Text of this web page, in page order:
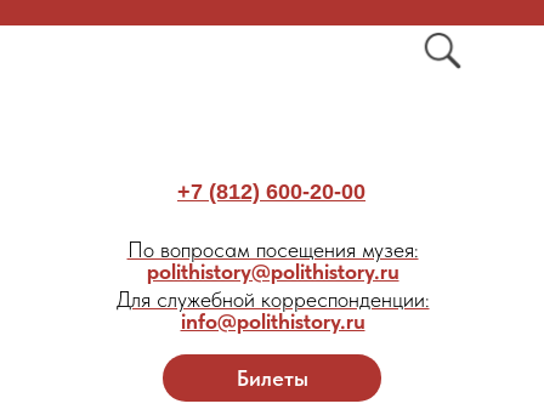
Билеты
+7 (812) 600-20-00
По вопросам посещения музея:
polithistory@polithistory.ru
Для служебной корреспонденции:
info@polithistory.ru